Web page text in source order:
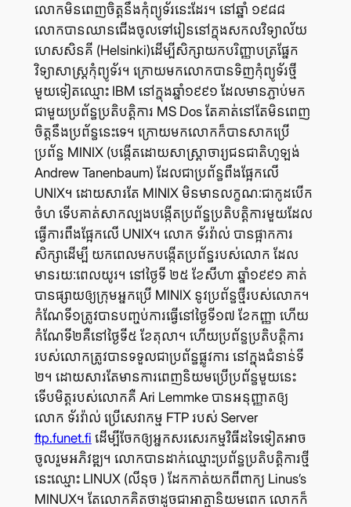
លោក​មិន​ពេញ​ចិត្ត​នឹង​កុំព្យូទ័រ​នេះ​ដែរ។ នៅ​ឆ្នាំ ១៩៨៨
លោក​បាន​ឈាន​ជើង​ចូល​ទៅ​រៀន​នៅ​ក្នុង​សកលវិទ្យាល័យ​
ហេសសិនគី (Helsinki)ដើម្បី​សិក្សា​យក​បរិញ្ញាបត្រ​ផ្នែក
វិទ្យាសាស្ត្រ​កុំព្យូទ័រ។ ក្រោយ​មក​លោក​បាន​ទិញ​កុំព្យូទ័រ​ថ្មី​
មួយ​ទៀត​ឈ្មោះ IBM នៅ​ក្នុង​ឆ្នាំ​១៩៩១ ដែល​មាន​ភ្ជាប់​មក​
ជាមួយ​ប្រព័ន្ធ​ប្រតិបត្តិការ MS Dos តែ​គាត់​នៅ​តែ​មិន​ពេញ​
ចិត្ត​នឹង​ប្រព័ន្ធ​នេះ​ទេ។ ក្រោយ​មក​លោក​ក៏​បាន​សាក​ប្រើ​
ប្រព័ន្ធ MINIX (បង្កើត​ដោយ​សាស្ត្រាចារ្យ​ជនជាតិ​ហូឡង់
Andrew Tanenbaum) ដែល​ជា​ប្រព័ន្ធ​ពឹង​ផ្អែក​លើ
UNIX។ ដោយ​សារ​តែ MINIX មិន​មាន​លក្ខណៈ​ជា​កូដ​បើក​
ចំហ ទើប​គាត់​សាកល្បង​បង្កើត​ប្រព័ន្ធ​ប្រតិបត្តិការ​មួយ​ដែល​
ធ្វើ​ការ​ពឹង​ផ្អែក​លើ UNIX។ លោក ទ័រវ៉ាល់ បាន​ផ្អាក​ការ​
សិក្សា​ដើម្បី យក​ពេល​មក​បង្កើត​ប្រព័ន្ធ​របស់​លោក ដែល​
មាន​រយៈពេល​យូរ។ នៅ​ថ្ងៃ​ទី ២៥ ខែ​សីហា ឆ្នាំ​១៩៩១ គាត់​
បាន​ផ្សាយ​ឲ្យ​ក្រុម​អ្នក​ប្រើ MINIX នូវ​ប្រព័ន្ធ​ថ្មី​របស់​លោក។
កំណែ​ទី​១​ត្រូវ​បាន​បញ្ចប់​ការ​ធ្វើ​នៅ​ថ្ងៃ​ទី​១៧ ខែ​កញ្ញា ហើយ​
កំណែ​ទី​២​គឺ​នៅ​ថ្ងៃ​ទី​៥ ខែ​តុលា។ ហើយ​ប្រព័ន្ធ​ប្រតិបត្តិការ​
របស់​លោក​ត្រូវ​បាន​ទទួល​ជា​ប្រព័ន្ធ​ផ្លូវ​ការ នៅ​ក្នុង​ជំនាន់​ទី​
២។ ដោយ​សារ​តែ​មាន​ការ​ពេញ​និយម​ប្រើ​ប្រព័ន្ធ​មួយ​នេះ
ទើប​មិត្ត​របស់​លោក​គឺ Ari Lemmke បាន​អនុញ្ញាត​ឲ្យ​
លោក ទ័រវ៉ាល់ ប្រើ​សេវាកម្ម FTP របស់ Server
ftp.funet.fi ដើម្បី​ចែក​ឲ្យ​អ្នក​សរសេរ​កម្មវិធី​ដទៃ​ទៀត​អាច​
ចូល​រួម​អភិវឌ្ឍ។ លោក​បាន​ដាក់​ឈ្មោះ​ប្រព័ន្ធ​ប្រតិបត្តិការ​ថ្មី​
នេះ​ឈ្មោះ LINUX (លីនុច ) ដែក​កាត់​យក​ពី​ពាក្យ Linus’s
MINUX។ តែ​លោក​គិត​ថា​ដូច​ជា​អាត្មា​និយម​ពេក លោក​ក៏​